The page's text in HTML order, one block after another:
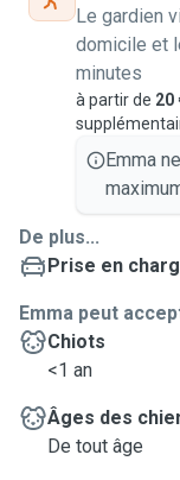
Le gardien
domicile et
minutes
à partir de 20
Emma
De plus...
Prise en
Emma peut
Chiots
<1 an
Âges des
De tout âge